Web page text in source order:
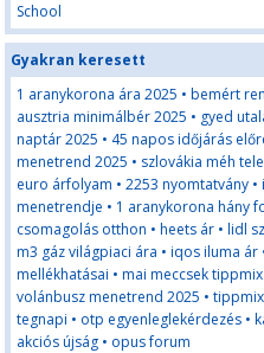
School
Gyakran keresett
1 aranykorona ára 2025 • bemért
ausztria minimálbér 2025 • gyed
naptár 2025 • 45 napos időjárás
menetrend 2025 • szlovákia méh
euro árfolyam • 2253 nyomtatvány •
menetrendje • 1 aranykorona hány
csomagolás otthon • heets ár • lidl
m3 gáz világpiaci ára • iqos iluma ár
mellékhatásai • mai meccsek tippmix
volánbusz menetrend 2025 •
tegnapi • otp egyenleglekérdezés •
akciós újság • opus forum